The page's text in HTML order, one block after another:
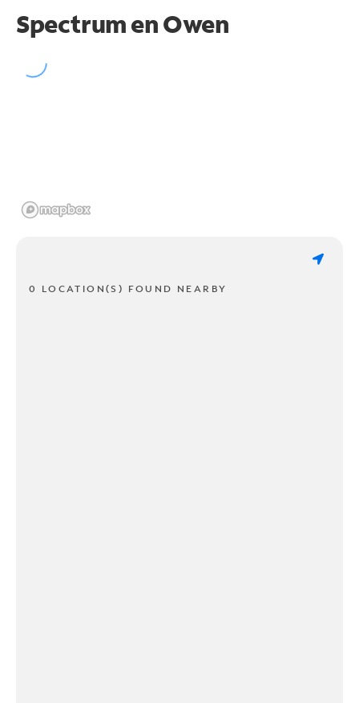
Spectrum enOwen
0 LOCATION(S) FOUND NEARBY